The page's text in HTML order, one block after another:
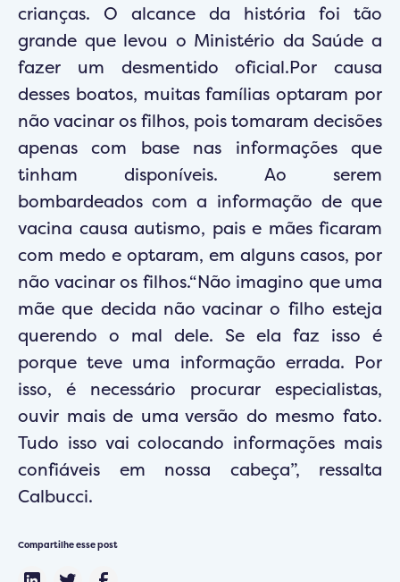
crianças. O alcance da história foi tão
grande que levou o Ministério da Saúde a
fazer um desmentido oficial.Por causa
desses boatos, muitas famílias optaram por
não vacinar os filhos, pois tomaram decisões
apenas com base nas informações que
tinham disponíveis. Ao serem
bombardeados com a informação de que
vacina causa autismo, pais e mães ficaram
com medo e optaram, em alguns casos, por
não vacinar os filhos.“Não imagino que uma
mãe que decida não vacinar o filho esteja
querendo o mal dele. Se ela faz isso é
porque teve uma informação errada. Por
isso, é necessário procurar especialistas,
ouvir mais de uma versão do mesmo fato.
Tudo isso vai colocando informações mais
confiáveis em nossa cabeça”, ressalta
Calbucci.
Compartilhe esse post